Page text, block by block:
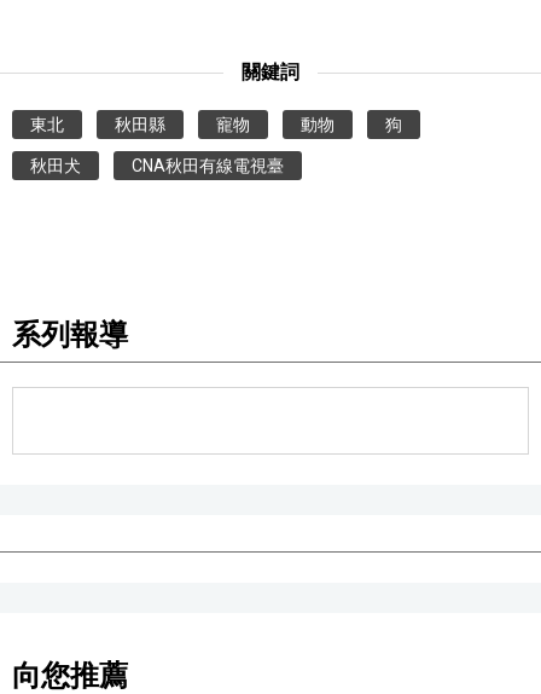
家庭
東京
關鍵詞
東北 秋田縣 寵物 動物 狗
秋田犬 CNA秋田有線電視臺
系列報導
向您推薦